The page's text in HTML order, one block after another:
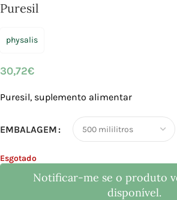
Puresil
physalis
30,72€
Puresil, suplemento alimentar
EMBALAGEM
Esgotado
Notificar-me se o produto
disponível.